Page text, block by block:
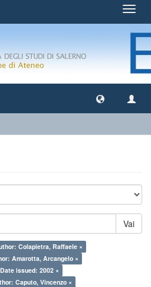
Vai
Colapietra, Raffaele ×
Amarotta, Arcangelo ×
Date issued: 2002 ×
Caputo, Vincenzo ×